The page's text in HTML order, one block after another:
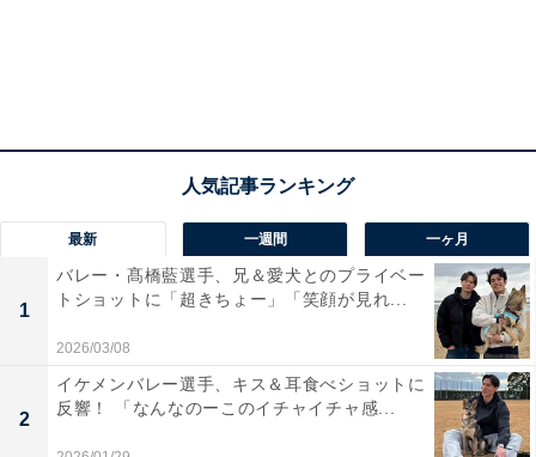
最新 一週間 一ヶ月
1
バレー・髙橋藍選手、兄＆愛犬とのプライベー
トショットに「超きちょー」「笑顔が見れ...
2026/03/08
2
イケメンバレー選手、キス＆耳食べショットに
反響！ 「なんなのーこのイチャイチャ感...